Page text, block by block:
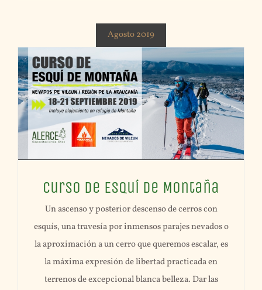
Agosto 2019
Curso de Esquí de Montaña
Un ascenso y posterior descenso de cerros con
esquís, una travesía por inmensos parajes nevados o
la aproximación a un cerro que queremos escalar, es
la máxima expresión de libertad practicada en
terrenos de excepcional blanca belleza. Dar las